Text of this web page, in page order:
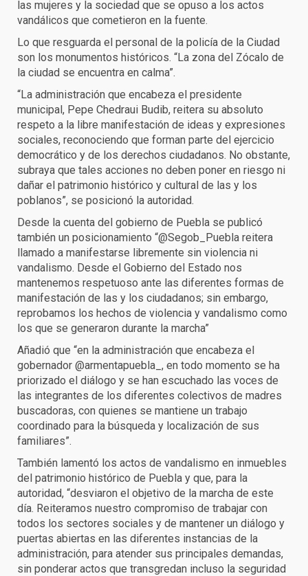
las mujeres y la sociedad que se opuso a los actos
vandálicos que cometieron en la fuente.
Lo que resguarda el personal de la policía de la Ciudad
son los monumentos históricos. “La zona del Zócalo de
la ciudad se encuentra en calma”.
“La administración que encabeza el presidente
municipal, Pepe Chedraui Budib, reitera su absoluto
respeto a la libre manifestación de ideas y expresiones
sociales, reconociendo que forman parte del ejercicio
democrático y de los derechos ciudadanos. No obstante,
subraya que tales acciones no deben poner en riesgo ni
dañar el patrimonio histórico y cultural de las y los
poblanos”, se posicionó la autoridad.
Desde la cuenta del gobierno de Puebla se publicó
también un posicionamiento “@Segob_Puebla reitera
llamado a manifestarse libremente sin violencia ni
vandalismo. Desde el Gobierno del Estado nos
mantenemos respetuoso ante las diferentes formas de
manifestación de las y los ciudadanos; sin embargo,
reprobamos los hechos de violencia y vandalismo como
los que se generaron durante la marcha”
Añadió que “en la administración que encabeza el
gobernador @armentapuebla_, en todo momento se ha
priorizado el diálogo y se han escuchado las voces de
las integrantes de los diferentes colectivos de madres
buscadoras, con quienes se mantiene un trabajo
coordinado para la búsqueda y localización de sus
familiares”.
También lamentó los actos de vandalismo en inmuebles
del patrimonio histórico de Puebla y que, para la
autoridad, “desviaron el objetivo de la marcha de este
día. Reiteramos nuestro compromiso de trabajar con
todos los sectores sociales y de mantener un diálogo y
puertas abiertas en las diferentes instancias de la
administración, para atender sus principales demandas,
sin ponderar actos que transgredan incluso la seguridad